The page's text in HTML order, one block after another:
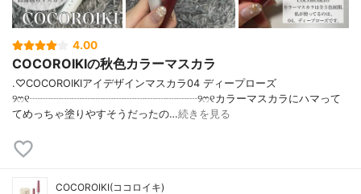
4.00
COCOROIKIの秋色カラーマスカラ
.♡COCOROIKIアイデザインマスカラ04 ディープローズ
୨ෆ୧┈┈┈┈┈┈┈┈┈┈┈┈┈┈┈┈୨ෆ୧カラーマスカラにハマって
てめっちゃ塗りやすそうだったの…続きを見る
COCOROIKI(ココロイキ)